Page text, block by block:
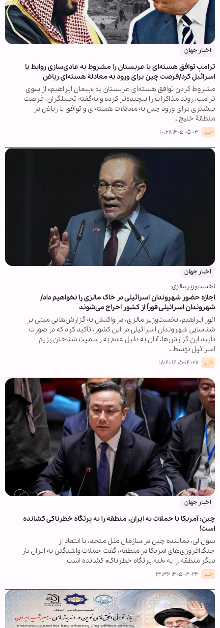
اخبار جهان
ترامپ توافق هسته‌ای با عربستان را مشروط به عادی‌سازی روابط با
اسرائیل کرد/فرصت چین برای ورود به معادلۀ هسته‌ای ریاض
مشروط کردن توافق هسته‌ای عربستان به «پیمان ابراهیم» از سوی
ترامپ، روند مذاکرات را پیچیده‌تر کرده و به‌گفته تحلیلگران، فرصت
بیشتری برای ورود چین به معادلات هسته‌ای و توافق با ریاض در
منطقۀ خلیج…
خبر ۱۴۰۵-۰۵-۰۳ ۱۰:۲۸
اخبار جهان
نخست‌وزیر مالزی:
اجازه حضور شهروندان اسرائیلی در خاک مالزی را نخواهیم داد/
شهروندان اسرائیلی فوراً از کشور اخراج می‌شوند
انور ابراهیم، نخست‌وزیر مالزی، در واکنش به گزارش‌هایی مبنی بر
شناسایی شهروندان اسرائیلی در این کشور، تأکید کرد که در صورت
تأیید این گزارش‌ها، آنان به دلیل عدم به رسمیت شناختن رژیم
اسرائیل توسط…
خبر ۱۴۰۵-۰۴-۲۷ ۱۸:۴۰
اخبار جهان
چین: آمریکا با حملات به ایران، منطقه را به پرتگاه خطرناکی کشانده
است!
سون لی، نماینده چین در سازمان ملل متحد، با انتقاد از
جنگ‌افروزی‌های آمریکا در منطقه، گفت حملات واشنگتن به ایران بار
دیگر منطقه را به «لبه پرتگاه خطرناک» کشانده است.
خبر ۱۴۰۵-۰۴-۲۴ ۱۳:۳۶